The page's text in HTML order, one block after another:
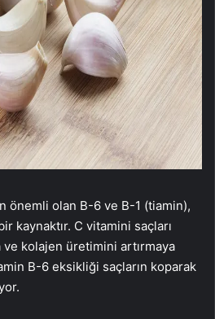
önemli olan B-6 ve B-1 (tiamin),
kaynaktır. C vitamini saçları
ve kolajen üretimini artırmaya
B-6 eksikliği saçların koparak